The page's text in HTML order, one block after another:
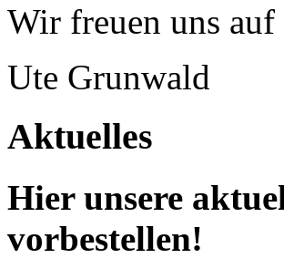
Wir freuen uns auf
Ute Grunwald
Aktuelles
Hier unsere
vorbestellen!